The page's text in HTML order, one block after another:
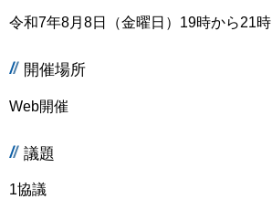
令和7年8月8日（金曜日）19時から21時
開催場所
Web開催
議題
1協議